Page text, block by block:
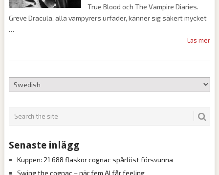
True Blood och The Vampire Diaries.
Greve Dracula, alla vampyrers urfader, känner sig säkert mycket
Läs mer
Senaste inlägg
Kuppen: 21 688 flaskor cognac spårlöst försvunna
Swing the cognac – när fem AI får feeling